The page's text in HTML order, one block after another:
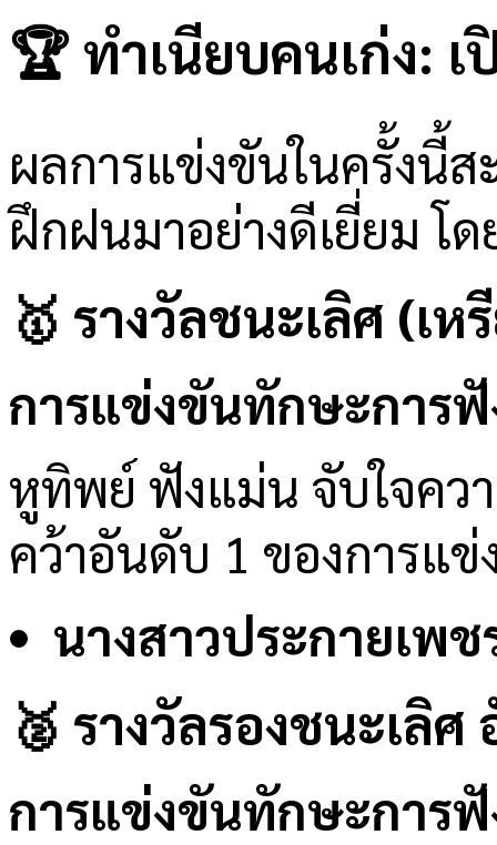
🏆 ทำเนียบคนเก่ง:
ผลการแข่งขันในครั้งนี้
ฝึกฝนมาอย่างดีเยี่ยม โด
🥇 รางวัลชนะเลิศ (เ
การแข่งขันทักษะการ
หูทิพย์ ฟังแม่น จับใจควา
คว้าอันดับ 1 ของการแข่
นางสาวประกายเพ
🥈 รางวัลรองชนะเลิ
การแข่งขันทักษะการ